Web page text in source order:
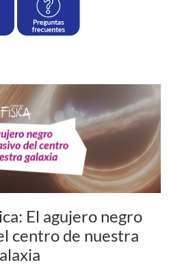
El agujero negro
centro de nuestra